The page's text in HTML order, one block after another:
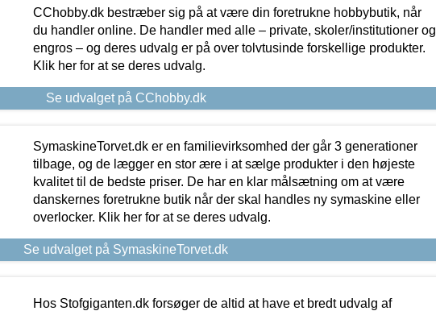
CChobby.dk bestræber sig på at være din foretrukne hobbybutik, når
du handler online. De handler med alle – private, skoler/institutioner og
engros – og deres udvalg er på over tolvtusinde forskellige produkter.
Klik her for at se deres udvalg.
Se udvalget på CChobby.dk
SymaskineTorvet.dk er en familievirksomhed der går 3 generationer
tilbage, og de lægger en stor ære i at sælge produkter i den højeste
kvalitet til de bedste priser. De har en klar målsætning om at være
danskernes foretrukne butik når der skal handles ny symaskine eller
overlocker. Klik her for at se deres udvalg.
Se udvalget på SymaskineTorvet.dk
Hos Stofgiganten.dk forsøger de altid at have et bredt udvalg af